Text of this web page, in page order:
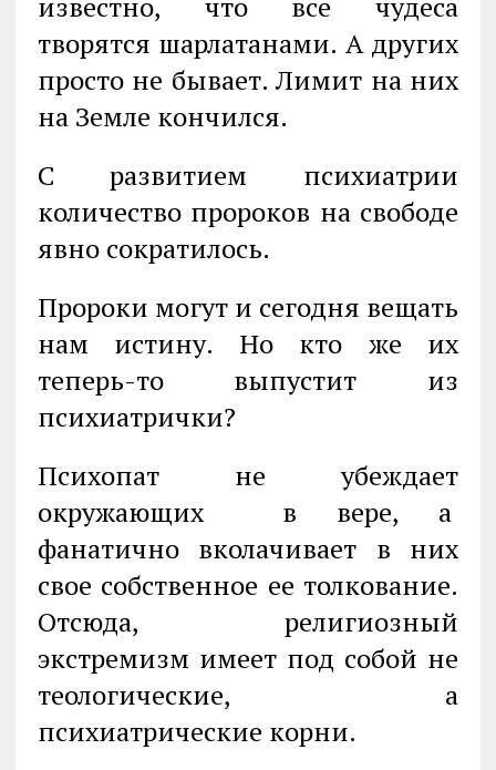
творятся шарлатанами. А других
просто не бывает. Лимит на них
на Земле кончился.
С развитием психиатрии
количество пророков на свободе
явно сократилось.
Пророки могут и сегодня вещать
нам истину. Но кто же их
теперь-то выпустит из
психиатрички?
Психопат не убеждает
окружающих в вере, а
фанатично вколачивает в них
свое собственное ее толкование.
Отсюда, религиозный
экстремизм имеет под собой не
теологические, а
психиатрические корни.